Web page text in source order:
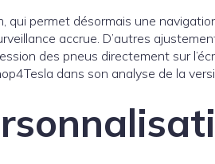
qui permet désormais une
accrue. D’autres
des pneus directement sur
dans son analyse de la